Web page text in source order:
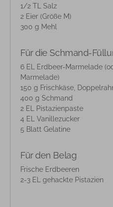
1/2 TL Salz
2 Eier (Größe M)
300 g Mehl
Für die Schmand-
6 EL Erdbeer-Marmelade
Marmelade)
150 g Frischkäse,
400 g Schmand
2 EL Pistazienpaste
4 EL Vanillezucker
5 Blatt Gelatine
Für den Belag
Frische Erdbeeren
2-3 EL gehackte Pistazien